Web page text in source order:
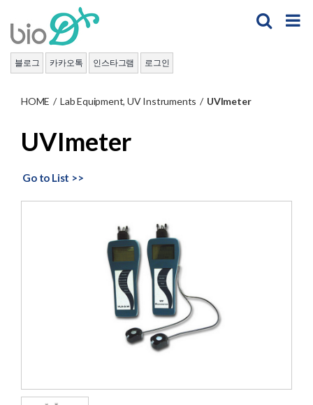
content
블로그 카카오톡 인스타그램 로그인
HOME / Lab Equipment,UV Instruments / UVImeter
UVImeter
Go to List >>